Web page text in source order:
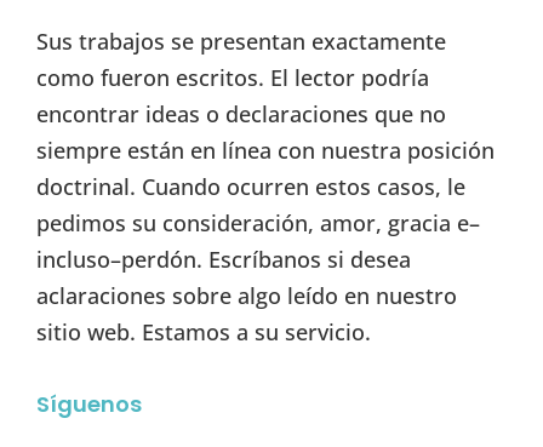
Sus trabajos se presentan exactamente
como fueron escritos. El lector podría
encontrar ideas o declaraciones que no
siempre están en línea con nuestra posición
doctrinal. Cuando ocurren estos casos, le
pedimos su consideración, amor, gracia e–
incluso–perdón. Escríbanos si desea
aclaraciones sobre algo leído en nuestro
sitio web. Estamos a su servicio.
Síguenos